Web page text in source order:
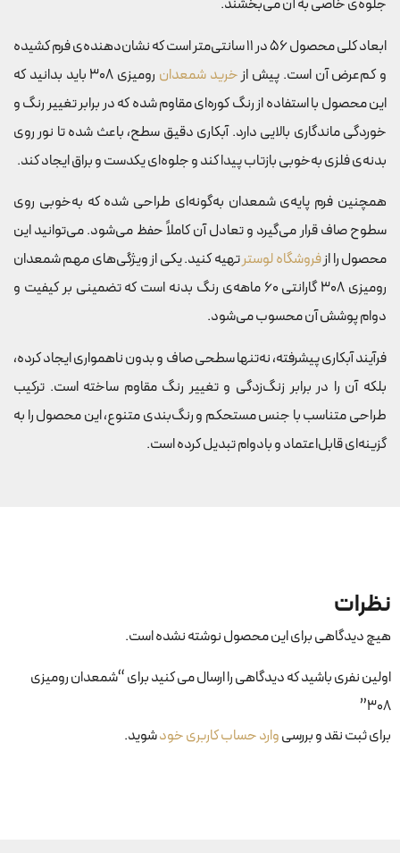
جلوه‌ی خاصی به آن می‌بخشند.
ابعاد کلی محصول 56 در 11 سانتی‌متر است که نشان‌دهنده‌ی فرم کشیده
و کم‌عرض آن است. پیش از خرید شمعدان
رومیزی 308 باید بدانید که
این محصول با استفاده از رنگ کوره‌ای مقاوم شده که در برابر تغییر رنگ و
خوردگی ماندگاری بالایی دارد. آبکاری دقیق سطح، باعث شده تا نور روی
بدنه‌ی فلزی به‌خوبی بازتاب پیدا کند و جلوه‌ای یکدست و براق ایجاد کند.
همچنین فرم پایه‌ی شمعدان به‌گونه‌ای طراحی شده که به‌خوبی روی
سطوح صاف قرار می‌گیرد و تعادل آن کاملاً حفظ می‌شود. می‌توانید این
محصول را ازفروشگاه لوسترتهیه کنید. یکی از ویژگی‌های مهم شمعدان
رومیزی 308 گارانتی 60 ماهه‌ی رنگ بدنه است که تضمینی بر کیفیت و
دوام پوشش آن محسوب می‌شود.
فرآیند آبکاری پیشرفته، نه‌تنها سطحی صاف و بدون ناهمواری ایجاد کرده،
بلکه آن را در برابر زنگ‌زدگی و تغییر رنگ مقاوم ساخته است. ترکیب
طراحی متناسب با جنس مستحکم و رنگ‌بندی متنوع، این محصول را به
گزینه‌ای قابل‌اعتماد و بادوام تبدیل کرده است.
نظرات
هیچ دیدگاهی برای این محصول نوشته نشده است.
اولین نفری باشید که دیدگاهی را ارسال می کنید برای “شمعدان رومیزی
۳۰۸”
برای ثبت نقد و بررسیوارد حساب کاربری خودشوید.